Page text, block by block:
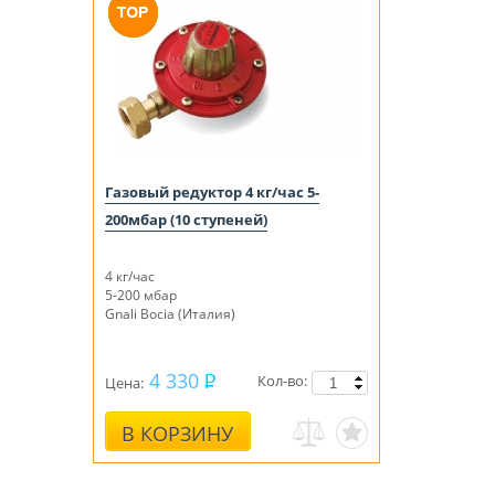
Газовый редуктор 4 кг/час 5-
200мбар (10 ступеней)
4 кг/час
5-200 мбар
Gnali Bocia (Италия)
Цена: 4 330
В КОРЗИНУ
Кол-во: